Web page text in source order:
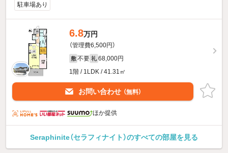
駐車場あり
6.8万円
（管理費6,500円）
敷 不要 礼 68,000円
1階 / 1LDK / 41.31㎡
お問い合わせ （無料）
ほか提供
Seraphinite（セラフィナイト）のすべての部屋を見る